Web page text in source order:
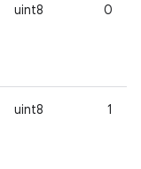
0
uint8
1
uint8